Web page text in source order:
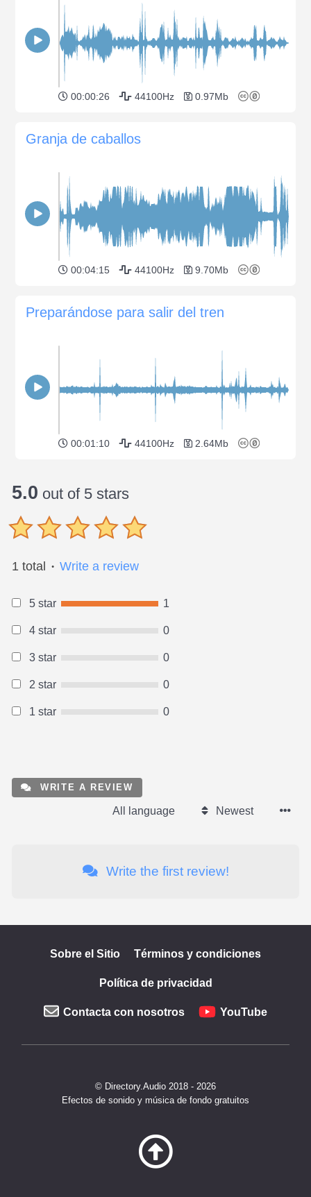
00:00:26 44100Hz 0.97Mb
Granja de caballos
00:04:15 44100Hz 9.70Mb
Preparándose para salir del tren
00:01:10 44100Hz 2.64Mb
5.0 out of 5 stars
1 total ● Write a review
5 star 1
4 star 0
3 star 0
2 star 0
1 star 0
WRITE A REVIEW
All language Newest
Write the first review!
Sobre el Sitio Términos y condiciones
Política de privacidad
Contacta con nosotros YouTube
© Directory.Audio 2018 - 2026
Efectos de sonido y música de fondo gratuitos